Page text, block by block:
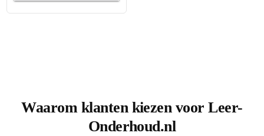
Waarom klanten kiezen voor Leer-
Onderhoud.nl